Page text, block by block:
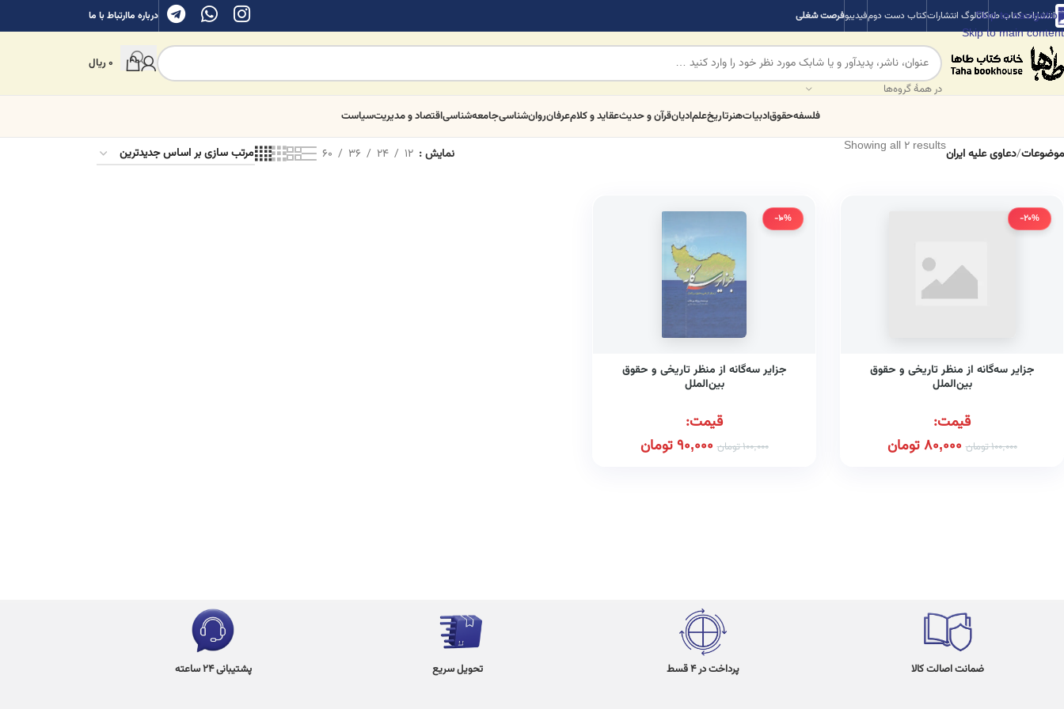
Skip to navigation
Skip to main content
انتشارات کتاب طهکاتالوگ انتشاراتکتاب دست دومفیدیبوفرصت شغلی درباره ماارتباط با ما
در همهٔ گروه‌ها
0ریال
فلسفهحقوقادبیاتهنرتاریخعلمادیانقرآن و حدیثعقاید و کلامعرفانروان‌شناسیجامعه‌شناسیاقتصاد و مدیریتسیاست
موضوعات/دعاوی علیه ایرانShowing all 2 results نمایش 12
24
36
60
-20%
جزایر سه‌گانه از منظر تاریخی و حقوق
بین‌الملل
قیمت:
100,000تومان 80,000تومان
-10%
جزایر سه‌گانه از منظر تاریخی و حقوق
بین‌الملل
قیمت:
100,000تومان 90,000تومان
ضمانت اصالت کالا پرداخت در 4 قسط تحویل سریع پشتیبانی 24 ساعته